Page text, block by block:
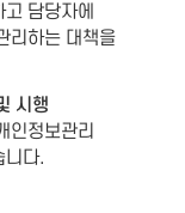
담당자에
리하는 대책을
시행
인정보관리
니다.